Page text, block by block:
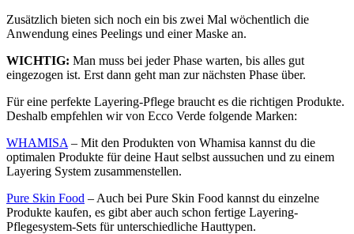
Zusätzlich bieten sich noch ein bis zwei Mal wöchentlich die
Anwendung eines Peelings und einer Maske an.
WICHTIG: Man muss bei jeder Phase warten, bis alles gut
eingezogen ist. Erst dann geht man zur nächsten Phase über.
Für eine perfekte Layering-Pflege braucht es die richtigen Produkte.
Deshalb empfehlen wir von Ecco Verde folgende Marken:
WHAMISA – Mit den Produkten von Whamisa kannst du die
optimalen Produkte für deine Haut selbst aussuchen und zu einem
Layering System zusammenstellen.
Pure Skin Food – Auch bei Pure Skin Food kannst du einzelne
Produkte kaufen, es gibt aber auch schon fertige Layering-
Pflegesystem-Sets für unterschiedliche Hauttypen.